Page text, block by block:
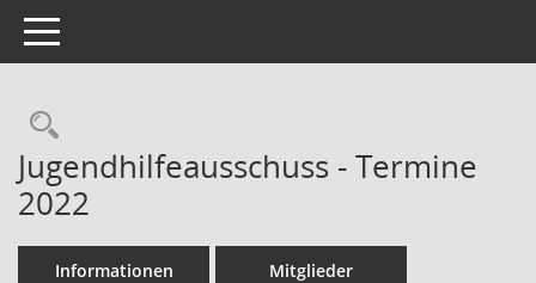
Toggle navigation
Rechercheauswahl
Jugendhilfeausschuss - Termine
2022
Informationen Mitglieder